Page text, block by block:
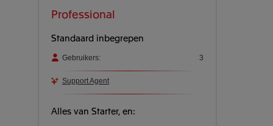
Professional
Standaard inbegrepen
Gebruikers: 3
Support Agent
Alles van Starter, en: